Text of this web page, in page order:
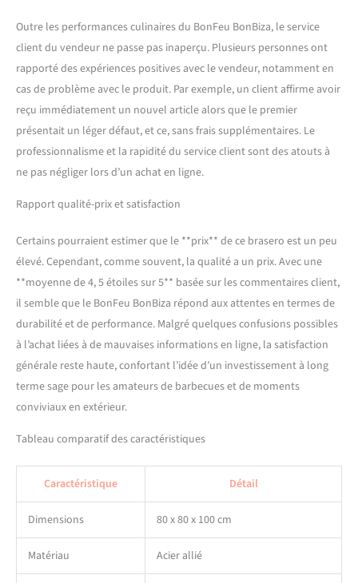
donnera à sa cheminée
Bonfe son apparence
robuste et stable. Notre
promesse - nous voulons
que ce soit satisfait. C'est
pourquoi nous sommes
toujours à votre disposition.
Si jamais vous avez un
problème avec l'un de nos
nous contacter. Nous
disposition si vous avez des
Outre les performances culinaires du BonFeu BonBiza, le service
client du vendeur ne passe pas inaperçu. Plusieurs personnes ont
rapporté des expériences positives avec le vendeur, notamment en
cas de problème avec le produit. Par exemple, un client affirme avoir
reçu immédiatement un nouvel article alors que le premier
présentait un léger défaut, et ce, sans frais supplémentaires. Le
professionnalisme et la rapidité du service client sont des atouts à
ne pas négliger lors d’un achat en ligne.
Rapport qualité-prix et satisfaction
Certains pourraient estimer que le **prix** de ce brasero est un peu
élevé. Cependant, comme souvent, la qualité a un prix. Avec une
**moyenne de 4, 5 étoiles sur 5** basée sur les commentaires client,
il semble que le BonFeu BonBiza répond aux attentes en termes de
durabilité et de performance. Malgré quelques confusions possibles
à l’achat liées à de mauvaises informations en ligne, la satisfaction
générale reste haute, confortant l’idée d’un investissement à long
terme sage pour les amateurs de barbecues et de moments
conviviaux en extérieur.
Tableau comparatif des caractéristiques
Caractéristique Détail
Dimensions 80 x 80 x 100 cm
Matériau Acier allié